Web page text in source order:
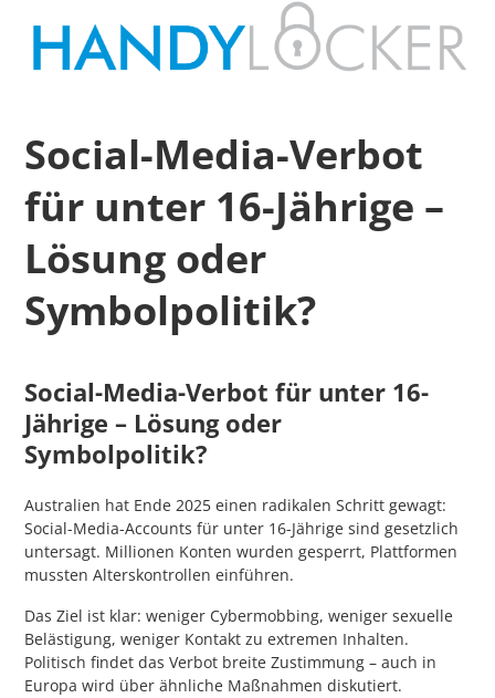
Social-Media-Verbot
für unter 16-Jährige –
Lösung oder
Symbolpolitik?
Social-Media-Verbot für unter 16-
Jährige – Lösung oder
Symbolpolitik?
Australien hat Ende 2025 einen radikalen Schritt gewagt:
Social-Media-Accounts für unter 16-Jährige sind gesetzlich
untersagt. Millionen Konten wurden gesperrt, Plattformen
mussten Alterskontrollen einführen.
Das Ziel ist klar: weniger Cybermobbing, weniger sexuelle
Belästigung, weniger Kontakt zu extremen Inhalten.
Politisch findet das Verbot breite Zustimmung – auch in
Europa wird über ähnliche Maßnahmen diskutiert.